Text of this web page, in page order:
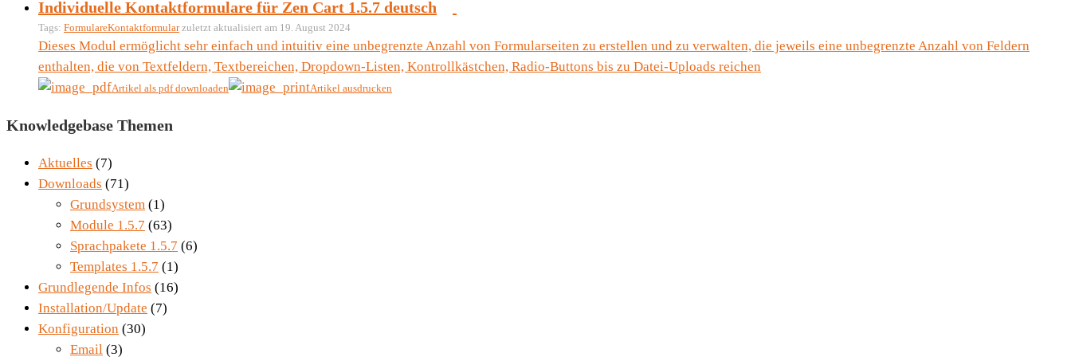
Individuelle Kontaktformulare für Zen Cart 1.5.7 deutsch
Tags: FormulareKontaktformularzuletzt aktualisiert am 19. August 2024
Dieses Modul ermöglicht sehr einfach und intuitiv eine unbegrenzte Anzahl von Formularseiten zu erstellen und zu verwalten, die jeweils eine unbegrenzte Anzahl von Feldern
enthalten, die von Textfeldern, Textbereichen, Dropdown-Listen, Kontrollkästchen, Radio-Buttons bis zu Datei-Uploads reichen
Artikel als pdf downloaden Artikel ausdrucken
Knowledgebase Themen
Aktuelles (7)
Downloads (71)
Grundsystem (1)
Module 1.5.7 (63)
Sprachpakete 1.5.7 (6)
Templates 1.5.7 (1)
Grundlegende Infos (16)
Installation/Update (7)
Konfiguration (30)
Email (3)